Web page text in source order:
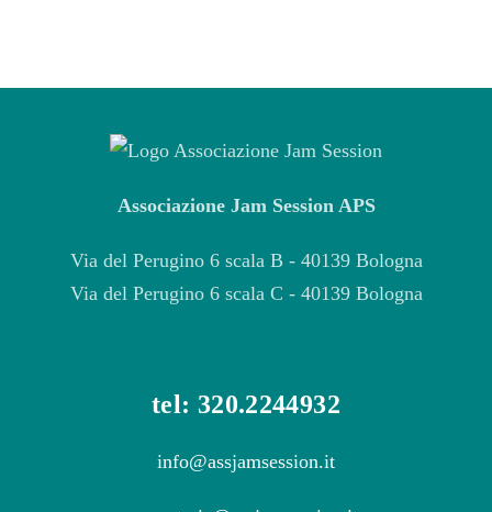
Associazione Jam Session APS
Via del Perugino 6 scala B - 40139 Bologna
Via del Perugino 6 scala C - 40139 Bologna
tel: 320.2244932
info@assjamsession.it